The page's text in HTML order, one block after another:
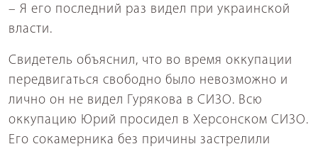
– Я его последний раз видел при украинской
власти.
Свидетель объяснил, что во время оккупации
передвигаться свободно было невозможно и
лично он не видел Гурякова в СИЗО. Всю
оккупацию Юрий просидел в Херсонском СИЗО.
Его сокамерника без причины застрелили